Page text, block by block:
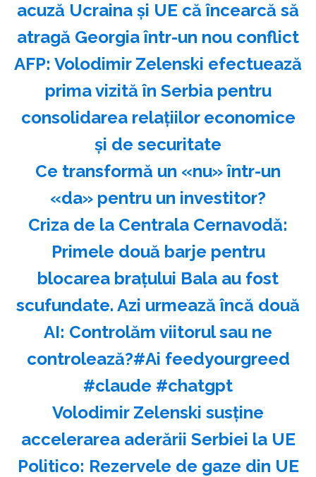
acuză Ucraina şi UE că încearcă să
atragă Georgia într-un nou conflict
AFP: Volodimir Zelenski efectuează
prima vizită în Serbia pentru
consolidarea relaţiilor economice
şi de securitate
Ce transformă un «nu» într-un
«da» pentru un investitor?
Criza de la Centrala Cernavodă:
Primele două barje pentru
blocarea brațului Bala au fost
scufundate. Azi urmează încă două
AI: Controlăm viitorul sau ne
controlează?#Ai feedyourgreed
#claude #chatgpt
Volodimir Zelenski susţine
accelerarea aderării Serbiei la UE
Politico: Rezervele de gaze din UE